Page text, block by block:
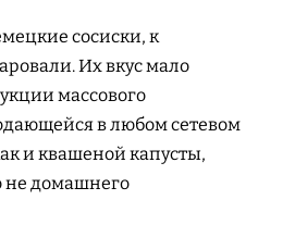
сосиски, к
Их вкус мало
массового
в любом сетевом
и квашеной капусты,
не домашнего